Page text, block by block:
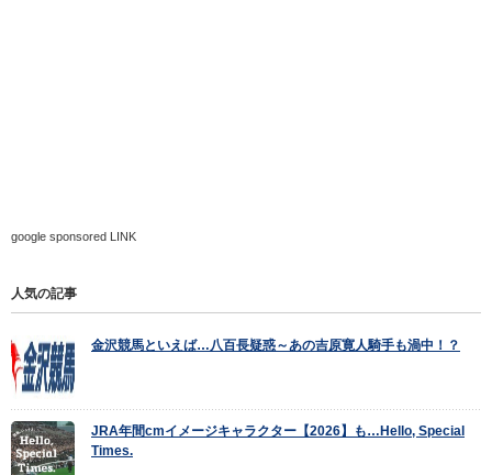
google sponsored LINK
人気の記事
金沢競馬といえば…八百長疑惑～あの吉原寛人騎手も渦中！？
JRA年間cmイメージキャラクター【2026】も…Hello, Special
Times.